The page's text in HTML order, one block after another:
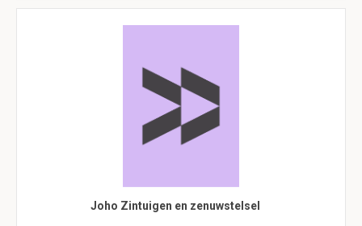
Joho Zintuigen en zenuwstelsel